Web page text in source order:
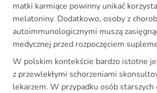
matki karmiące powinny unikać
melatoniny. Dodatkowo, osoby z
autoimmunologicznymi muszą
medycznej przed rozpoczęciem
W polskim kontekście bardzo istotne
z przewlekłymi schorzeniami
lekarzem. W przypadku osób starszych